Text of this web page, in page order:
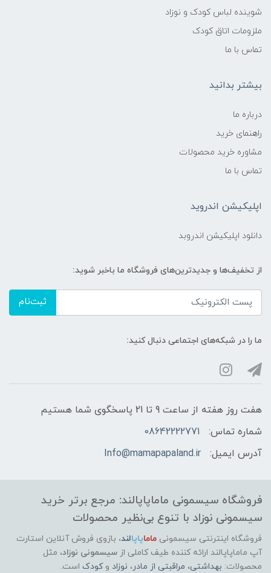
شوینده لباس کودک و نوزاد
ملزومات اتاق کودک
تماس با ما
بیشتر بدانید
درباره ما
راهنمای خرید
مشاوره خرید محصولات
تماس با ما
اپلیکیشن اندروید
دانلود اپلیکیشن اندروبد
از تخفیف‌ها و جدیدترین‌های فروشگاه ما باخبر شوید:
ثبت‌نام
ما را در شبکه‌های اجتماعی دنبال کنید:
هفت روز هفته از ساعت 9 تا 21 پاسخگوی شما هستیم
شماره تماس:
08642222771
آدرس ایمیل:
Info@mamapapaland.ir
فروشگاه سیسمونی ماماپاپالند: مرجع برتر خرید
سیسمونی نوزاد با تنوع بی‌نظیر محصولات
فروشگاه اینترنتی سیسمونی ماماپاپالند، بازوی فروش آنلاین استارت
آپ ماماپاپالند ارائه کننده طیف کاملی از سیسمونی نوزاد، مثل
محصولات: بهداشتی، مراقبتی از مادر ، نوزاد وکودک است.